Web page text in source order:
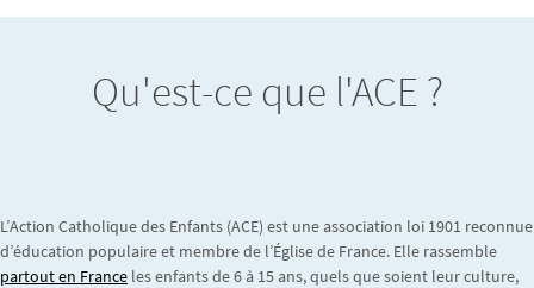
Qu'est-ce que l'ACE ?
L’Action Catholique des Enfants (ACE) est une association loi 1901 reconnue
d’éducation populaire et membre de l’Église de France. Elle rassemble
partout en France les enfants de 6 à 15 ans, quels que soient leur culture,